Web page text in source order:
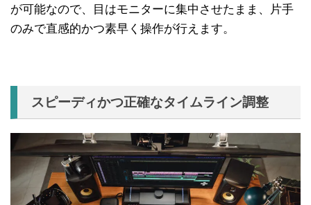
が可能なので、目はモニターに集中させたまま、片手
のみで直感的かつ素早く操作が行えます。
スピーディかつ正確なタイムライン調整